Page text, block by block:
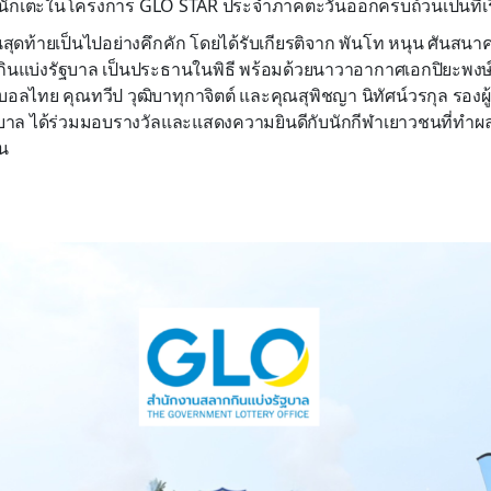
เตะในโครงการ GLO STAR ประจำภาคตะวันออกครบถ้วนเป็นที่
ดท้ายเป็นไปอย่างคึกคัก โดยได้รับเกียรติจาก พันโท หนุน ศันสนา
แบ่งรัฐบาล เป็นประธานในพิธี พร้อมด้วยนาวาอากาศเอกปิยะพง
ลไทย คุณทวีป วุฒิบาทุกาจิตต์ และคุณสุพิชญา นิทัศน์วรกุล รองผู้
ล ได้ร่วมมอบรางวัลและแสดงความยินดีกับนักกีฬาเยาวชนที่ทำผ